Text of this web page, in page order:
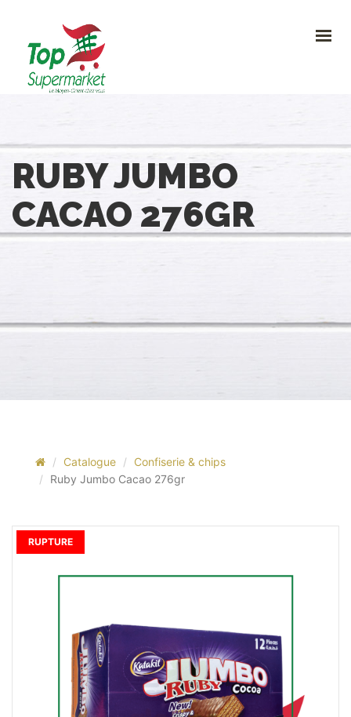
CONTACTEZ-NOUS
Avenue Clemenceau 120, 1070 Bruxelles
+32 (0)2.611 42 91
RUBY JUMBO
CACAO 276GR
Catalogue
Confiserie & chips
Ruby Jumbo Cacao 276gr
RUPTURE